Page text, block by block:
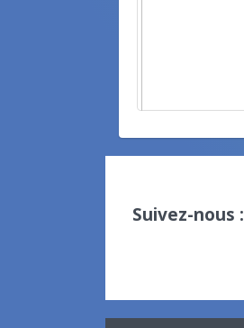
Suivez-nous :